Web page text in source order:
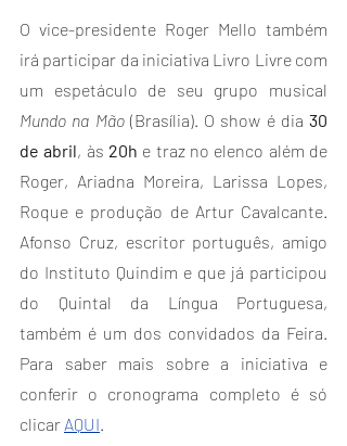
O vice-presidente Roger Mello também
irá participar da iniciativa Livro Livre com
Mundo na Mão (Brasília). O show é dia 30
de abril, às 20h e traz no elenco além de
Roger, Ariadna Moreira, Larissa Lopes,
Roque e produção de Artur Cavalcante.
Afonso Cruz, escritor português, amigo
do Instituto Quindim e que já participou
do Quintal da Língua Portuguesa,
também é um dos convidados da Feira.
Para saber mais sobre a iniciativa e
conferir o cronograma completo é só
clicar AQUI.